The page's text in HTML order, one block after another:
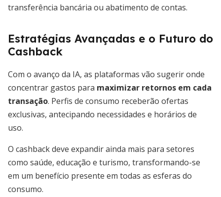
transferência bancária ou abatimento de contas.
Estratégias Avançadas e o Futuro do
Cashback
Com o avanço da IA, as plataformas vão sugerir onde
concentrar gastos para maximizar retornos em cada
transação. Perfis de consumo receberão ofertas
exclusivas, antecipando necessidades e horários de
uso.
O cashback deve expandir ainda mais para setores
como saúde, educação e turismo, transformando-se
em um benefício presente em todas as esferas do
consumo.